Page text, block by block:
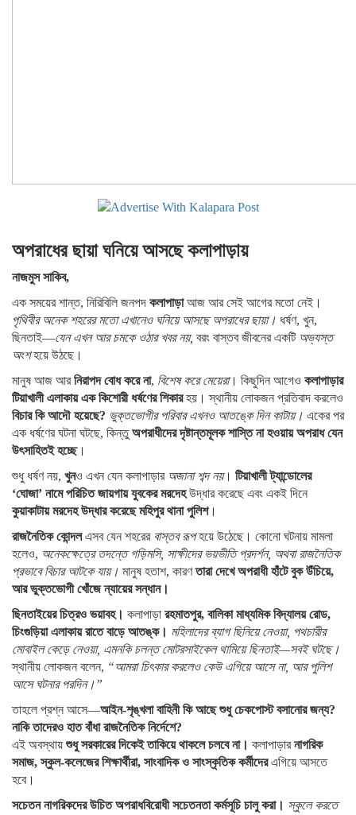
অপরাধের ছায়া ঘনিয়ে আসছে কলাপাড়ায়
নাজমুস সাকিব,
এক সময়ের শান্ত, নিরিবিলি জনপদ কলাপাড়াআজ আর সেই আগের মতো নেই।
পৃথিবীর অনেক শহরের মতো এখানেও ঘনিয়ে আসছে অপরাধের ছায়া। ধর্ষণ, খুন,
ছিনতাই—যেন এখন আর চমকে ওঠার খবর নয়, বরং বাস্তব জীবনের একটি অভ্যস্ত
অংশহয়ে উঠছে।
মানুষ আজ আরনিরাপদ বোধ করে না, বিশেষ করে মেয়েরা। কিছুদিন আগেও কলাপাড়ার
টিয়াখালী এলাকায় এক কিশোরী ধর্ষণের শিকারহয়। স্থানীয় লোকজন প্রতিবাদ করলেও
বিচার কি আদৌ হয়েছে? ভুক্তভোগীর পরিবার এখনও আতঙ্কে দিন কাটায়। একের পর
এক ধর্ষণের ঘটনা ঘটছে, কিন্তুঅপরাধীদের দৃষ্টান্তমূলক শাস্তি না হওয়ায় অপরাধ যেন
উৎসাহিতই হচ্ছে।
শুধু ধর্ষণ নয়, খুনও এখন যেন কলাপাড়ার অজানা শব্দ নয়। টিয়াখালী ট্যান্ডোলের
‘ঘোজা’ নামে পরিচিত জায়গায় যুবকের মরদেহউদ্ধার করেছে এবং একই দিনে
কুয়াকাটায় মরদেহ উদ্ধার করেছে মহিপুর থানা পুলিশ।
রাজনৈতিক কোন্দলএসব যেন শহরের বাস্তব রূপহয়ে উঠেছে। কোনো ঘটনায় মামলা
হলেও, অনেকক্ষেত্রে তদন্তে গড়িমসি, সাক্ষীদের ভয়ভীতি প্রদর্শন, অথবা রাজনৈতিক
প্রভাবে বিচার আটকে যায়। মানুষ হতাশ, কারণতারা দেখে অপরাধী হাঁটে বুক উঁচিয়ে,
আর ভুক্তভোগী খোঁজে ন্যায়ের সন্ধান।
ছিনতাইয়ের চিত্রও ভয়াবহ। কলাপাড়া রহমাতপুর, বালিকা মাধ্যমিক বিদ্যালয় রোড,
চিংগুড়িয়া এলাকায় রাতে বাড়ে আতঙ্ক। মহিলাদের ব্যাগ ছিনিয়ে নেওয়া, পথচারীর
মোবাইল কেড়ে নেওয়া, এমনকি চলন্ত মোটরসাইকেল থামিয়ে ছিনতাই—সবই ঘটছে।
স্থানীয় লোকজন বলেন, “আমরা চিৎকার করলেও কেউ এগিয়ে আসে না, আর পুলিশ
আসে ঘটনার পরদিন।”
তাহলে প্রশ্ন আসে—আইন-শৃঙ্খলা বাহিনী কি আছে শুধু চেকপোস্ট বসানোর জন্য?
নাকি তাদেরও হাত বাঁধা রাজনৈতিক নির্দেশে?
এই অবস্থায়শুধু সরকারের দিকেই তাকিয়ে থাকলে চলবে না। কলাপাড়ারনাগরিক
সমাজ, স্কুল-কলেজের শিক্ষার্থীরা, সাংবাদিক ও সাংস্কৃতিক কর্মীদেরএগিয়ে আসতে
হবে।
সচেতন নাগরিকদের উচিত অপরাধবিরোধী সচেতনতা কর্মসূচি চালু করা। স্কুলে করতে